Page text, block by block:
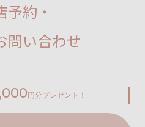
予約・
問い合わせ
円分プレゼント！